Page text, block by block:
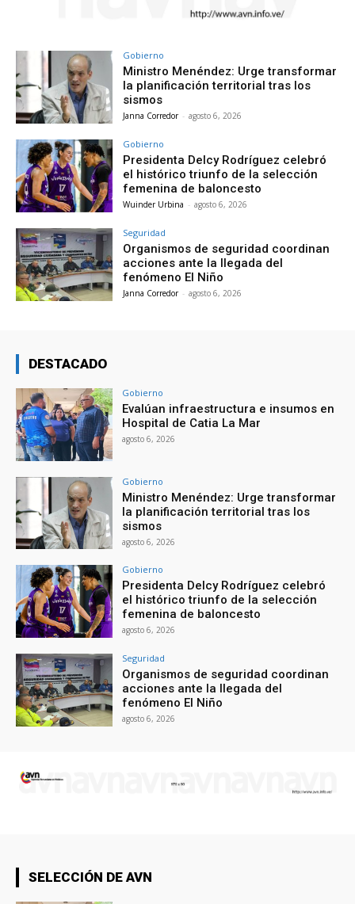
Gobierno
Ministro Menéndez: Urge transformar
la planificación territorial tras los
sismos
Janna Corredor - agosto 6, 2026
Gobierno
Presidenta Delcy Rodríguez celebró
el histórico triunfo de la selección
femenina de baloncesto
Wuinder Urbina - agosto 6, 2026
Seguridad
Organismos de seguridad coordinan
acciones ante la llegada del
fenómeno El Niño
Janna Corredor - agosto 6, 2026
DESTACADO
Gobierno
Evalúan infraestructura e insumos en
Hospital de Catia La Mar
agosto 6, 2026
Gobierno
Ministro Menéndez: Urge transformar
la planificación territorial tras los
sismos
agosto 6, 2026
Gobierno
Presidenta Delcy Rodríguez celebró
el histórico triunfo de la selección
femenina de baloncesto
agosto 6, 2026
Seguridad
Organismos de seguridad coordinan
acciones ante la llegada del
fenómeno El Niño
agosto 6, 2026
SELECCIÓN DE AVN